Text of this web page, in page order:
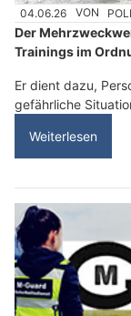
04.06.26 VON
Der
Trainings im
Er dient dazu,
gefährliche
Weiterlesen